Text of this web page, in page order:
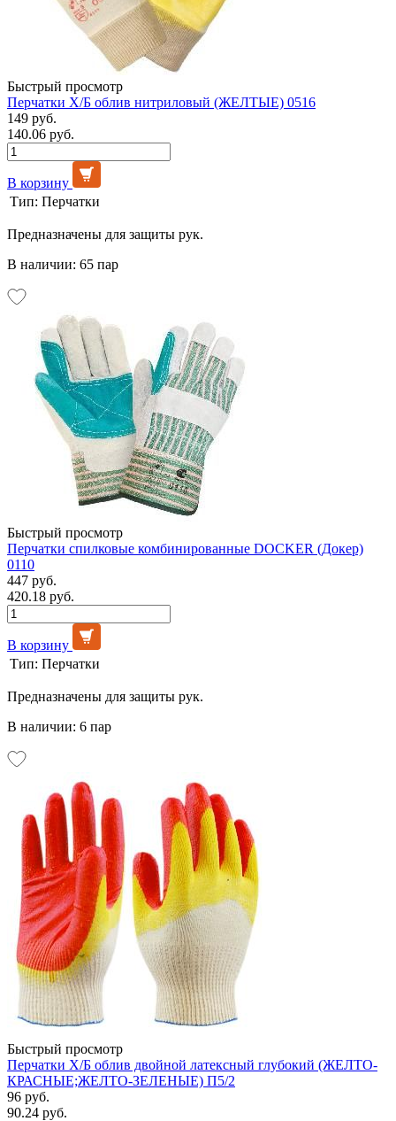
Быстрый просмотр
Перчатки Х/Б облив нитриловый (ЖЕЛТЫЕ) 0516
149 руб.
140.06 руб.
В корзину
Тип: Перчатки
Предназначены для защиты рук.
В наличии: 65 пар
Быстрый просмотр
Перчатки спилковые комбинированные DOCKER (Докер)
0110
447 руб.
420.18 руб.
В корзину
Тип: Перчатки
Предназначены для защиты рук.
В наличии: 6 пар
Быстрый просмотр
Перчатки Х/Б облив двойной латексный глубокий (ЖЕЛТО-
КРАСНЫЕ;ЖЕЛТО-ЗЕЛЕНЫЕ) П5/2
96 руб.
90.24 руб.